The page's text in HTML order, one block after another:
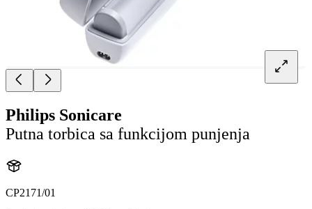
Philips Sonicare
Putna torbica sa funkcijom punjenja
CP2171/01